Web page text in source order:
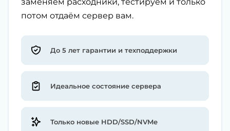
потом отдаём сервер вам.
До 5 лет гарантии и техподдержки
Идеальное состояние сервера
Только новые HDD/SSD/NVMe